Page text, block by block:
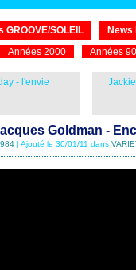
GROOVE/SOLEIL News
Années 2000 Années 90
- l'envie
Goldman -
| Ajouté le 30/01/11 dans